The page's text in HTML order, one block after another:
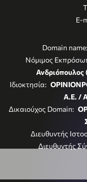
E-
Domain name:
Νόμιμος
Ιδιοκτησία:
Α.Ε. /
Δικαιούχος Domain:
Διευθυντής
Διευθυντής